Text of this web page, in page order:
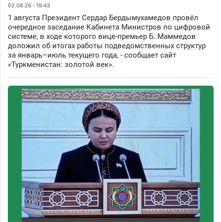
02.08.26 - 19:43
1 августа Президент Сердар Бердымухамедов провёл
очередное заседание Кабинета Министров по цифровой
системе, в ходе которого вице-премьер Б. Маммедов
доложил об итогах работы подведомственных структур
за январь–июль текущего года, - сообщает сайт
«Туркменистан: золотой век».